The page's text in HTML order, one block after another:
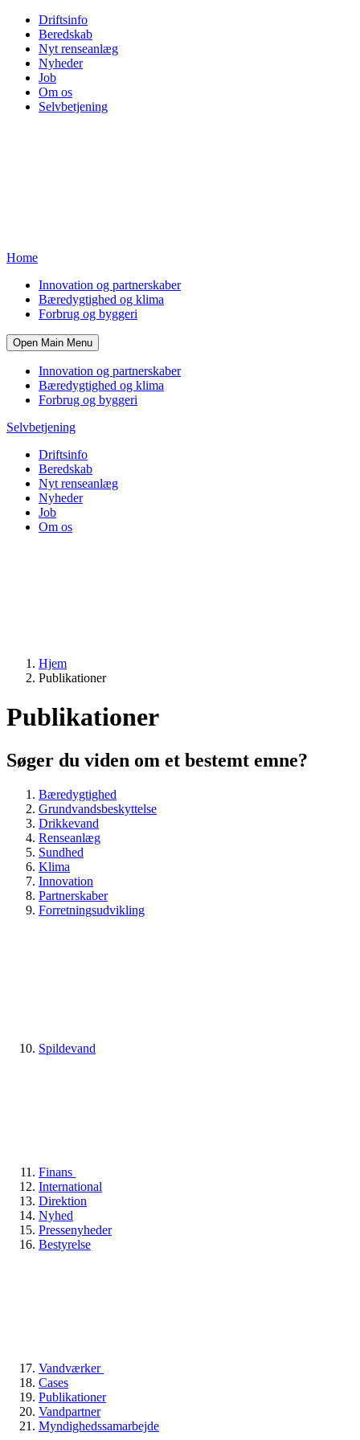
Driftsinfo
Beredskab
Nyt renseanlæg
Nyheder
Job
Om os
Selvbetjening
Home
Innovation og partnerskaber
Bæredygtighed og klima
Forbrug og byggeri
Open Main Menu
Innovation og partnerskaber
Bæredygtighed og klima
Forbrug og byggeri
Selvbetjening
Driftsinfo
Beredskab
Nyt renseanlæg
Nyheder
Job
Om os
Hjem
Publikationer
Publikationer
Søger du viden om et bestemt emne?
Bæredygtighed
Grundvandsbeskyttelse
Drikkevand
Renseanlæg
Sundhed
Klima
Innovation
Partnerskaber
Forretningsudvikling
Spildevand
Finans
International
Direktion
Nyhed
Pressenyheder
Bestyrelse
Vandværker
Cases
Publikationer
Vandpartner
Myndighedssamarbejde